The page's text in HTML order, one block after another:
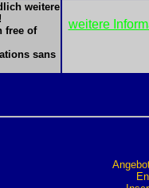
weitere
free of
sans
weitere